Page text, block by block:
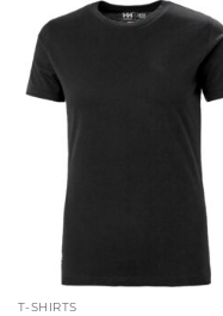
T-SHIRTS